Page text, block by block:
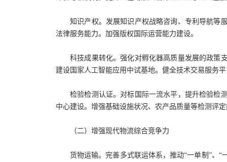
知识产权。发展知识产权战略咨询、专利导航等
法律服务能力。加强版权国际运营能力建设。
科技成果转化。强化对孵化器高质量发展的政策
建设国家人工智能应用中试基地。健全技术交易服务
检验检测认证。对标国际一流水平，提升检验检
中心建设。增强基础设施状况、农产品质量等检测评
（二）增强现代物流综合竞争力
货物运输。完善多式联运体系，推动“一单制”、